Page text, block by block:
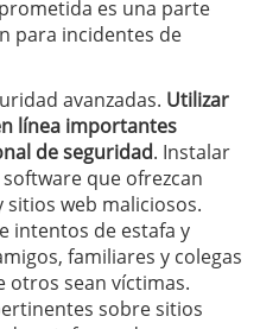
es una parte
para incidentes de
avanzadas. Utilizar
línea importantes
de seguridad. Instalar
que ofrezcan
web maliciosos.
intentos de estafa y
familiares y colegas
otros sean víctimas.
sobre sitios